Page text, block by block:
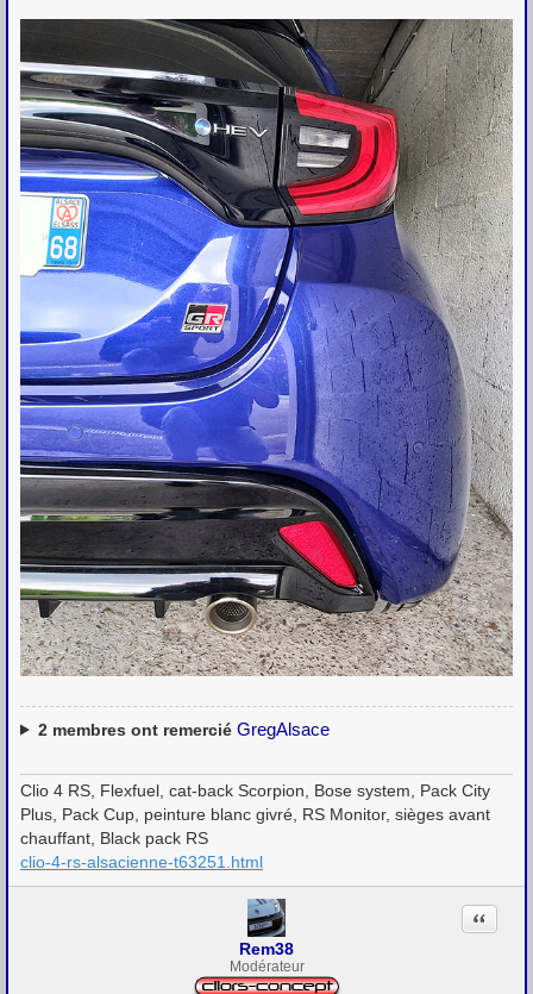
2membres ont remercié GregAlsace
Clio 4 RS, Flexfuel, cat-back Scorpion, Bose system, Pack City
Plus, Pack Cup, peinture blanc givré, RS Monitor, sièges avant
chauffant, Black pack RS
clio-4-rs-alsacienne-t63251.html
Rem38
Modérateur
Citation